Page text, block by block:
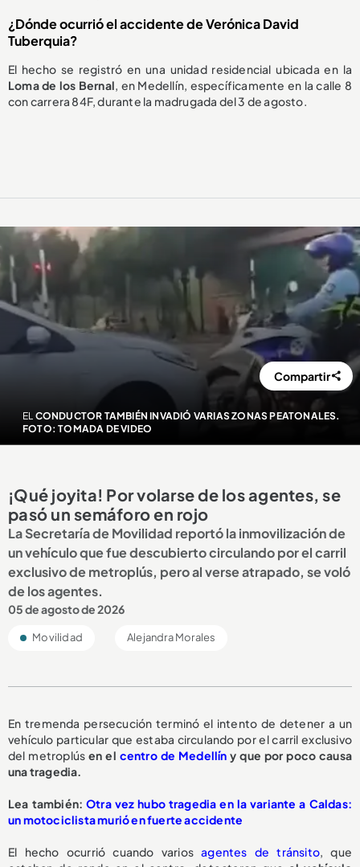
¿Dónde ocurrió el accidente de Verónica David
Tuberquia?
El hecho se registró en una unidad residencial ubicada en la
Loma de los Bernal, en Medellín, específicamente en la calle 8
con carrera 84F, durante la madrugada del 3 de agosto.
EL CONDUCTOR TAMBIÉN INVADIÓ VARIAS ZONAS PEATONALES.
FOTO: TOMADA DE VIDEO
Compartir
¡Qué joyita! Por volarse de los agentes, se
pasó un semáforo en rojo
La Secretaría de Movilidad reportó la inmovilización de
un vehículo que fue descubierto circulando por el carril
exclusivo de metroplús, pero al verse atrapado, se voló
de los agentes.
05 de agosto de 2026
Movilidad Alejandra Morales
En tremenda persecución terminó el intento de detener a un
vehículo particular que estaba circulando por el carril exclusivo
del metroplúsen el centro de Medellín y que por poco causa
una tragedia.
Lea también: Otra vez hubo tragedia en la variante a Caldas:
un motociclista murió en fuerte accidente
El hecho ocurrió cuando variosagentes de tránsito, que